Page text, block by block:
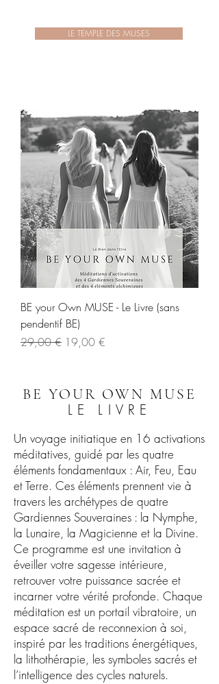
LE TEMPLE DES MUSES
BE your Own MUSE - Le Livre (sans
pendentif BE)
Prix original
29,00 € Prix promotionnel
19,00 €
BE YOUR OWN MUSE
LE LIVRE
Un voyage initiatique en 16 activations
méditatives, guidé par les quatre
éléments fondamentaux : Air, Feu, Eau
et Terre. Ces éléments prennent vie à
travers les archétypes de quatre
Gardiennes Souveraines : la Nymphe,
la Lunaire, la Magicienne et la Divine.
Ce programme est une invitation à
éveiller votre sagesse intérieure,
retrouver votre puissance sacrée et
incarner votre vérité profonde. Chaque
méditation est un portail vibratoire, un
espace sacré de reconnexion à soi,
inspiré par les traditions énergétiques,
la lithothérapie, les symboles sacrés et
l’intelligence des cycles naturels.